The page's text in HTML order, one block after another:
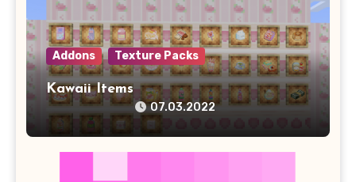
Addons Texture Packs
Kawaii Items
07.03.2022